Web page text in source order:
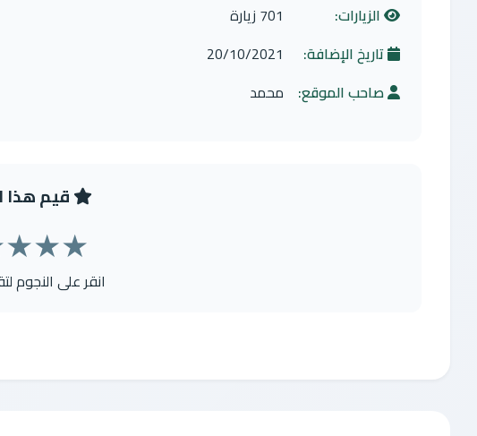
الزيارات:
701 زيارة
تاريخ الإضافة:
20/10/2021
صاحب الموقع: محمد
قيم هذا
★
★
★
انقر على النجوم